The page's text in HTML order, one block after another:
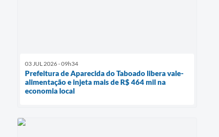
03 JUL 2026 - 09h34
Prefeitura de Aparecida do Taboado libera vale-
alimentação e injeta mais de R$ 464 mil na
economia local